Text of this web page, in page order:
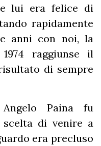
lui era felice di
rapidamente
anni con noi, la
raggiunse il
di sempre
Paina fu
di venire a
era precluso